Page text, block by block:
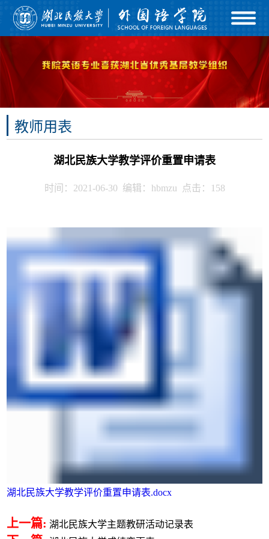
教师用表
湖北民族大学教学评价重置申请表
时间：2021-06-30 编辑：hbmzu 点击： 158
湖北民族大学教学评价重置申请表.docx
上一篇: 湖北民族大学主题教研活动记录表